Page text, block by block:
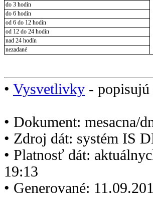
do 3 hodín
do 6 hodín
od 6 do 12 hodín
od 12 do 24 hodín
nad 24 hodín
nezadané
• Vysvetlivky -
• Dokument: mesacna/
• Zdroj dát: systém IS
• Platnosť dát:
19:13
• Generované: